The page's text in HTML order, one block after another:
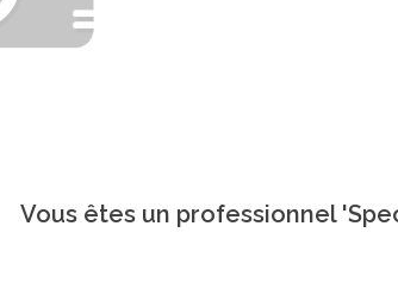
Vous êtes un professionnel